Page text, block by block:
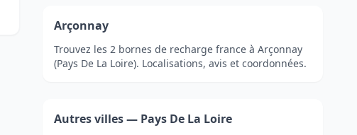
Arçonnay
Trouvez les 2 bornes de recharge france à Arçonnay
(Pays De La Loire). Localisations, avis et coordonnées.
Autres villes — Pays De La Loire